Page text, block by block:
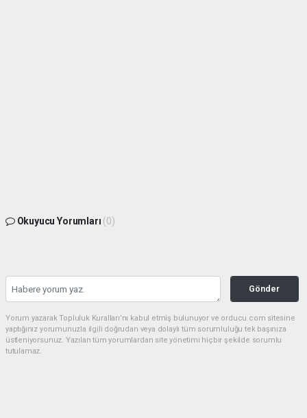
Okuyucu Yorumları (0)
Gönder
Yorum yazarak Topluluk Kuralları’nı kabul etmiş bulunuyor ve orducu.com sitesine
yaptığınız yorumunuzla ilgili doğrudan veya dolaylı tüm sorumluluğu tek başınıza
üstleniyorsunuz. Yazılan tüm yorumlardan site yönetimi hiçbir şekilde sorumlu
tutulamaz.